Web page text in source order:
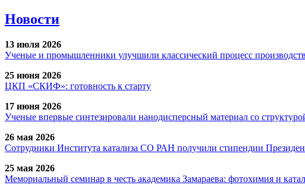
Новости
13 июля 2026
Ученые и промышленники улучшили классический процесс
25 июня 2026
ЦКП «СКИФ»: готовность к старту
17 июня 2026
Ученые впервые синтезировали нанодисперсный материал со
26 мая 2026
Сотрудники Института катализа СО РАН получили стипендии
25 мая 2026
Мемориальный семинар в честь академика Замараева: фотохимия и